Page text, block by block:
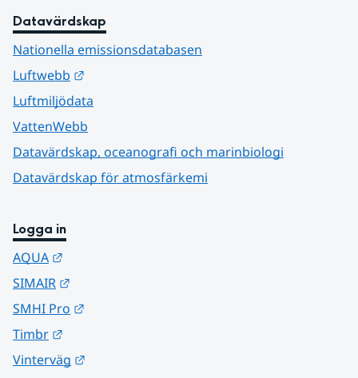
Datavärdskap
Nationella emissionsdatabasen
Luftwebb
Luftmiljödata
VattenWebb
Datavärdskap, oceanografi och marinbiologi
Datavärdskap för atmosfärkemi
Logga in
AQUA
SIMAIR
SMHI Pro
Timbr
Vinterväg